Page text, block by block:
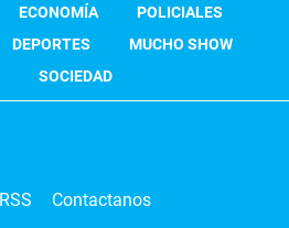
ECONOMÍA
POLICIALES
DEPORTES
MUCHO SHOW
SOCIEDAD
RSS Contactanos